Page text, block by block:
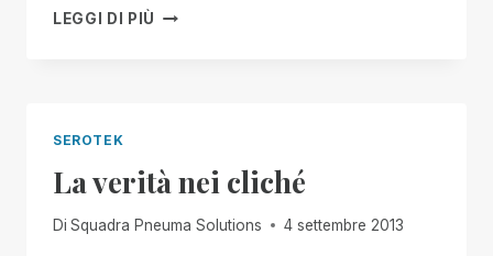
LEGGI DI PIÙ INAUGURAZIONE
SEROTEK
La verità nei cliché
Di Squadra Pneuma Solutions 4 settembre 2013